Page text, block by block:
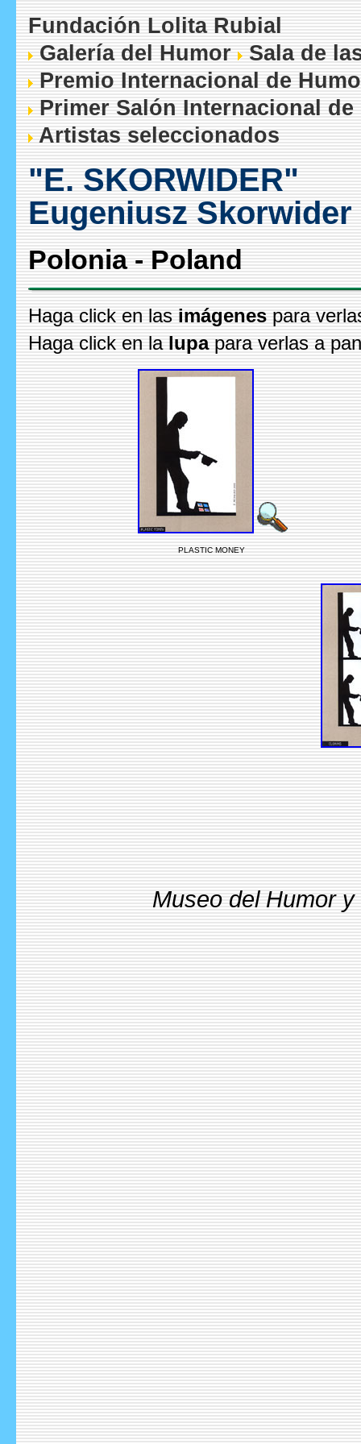
Fundación Lolita Rubial
Galería del Humor
Sala de
Premio Internacional de
Primer Salón Internacional
Artistas seleccionados
"E. SKORWIDER"
Eugeniusz Skorwider
Polonia - Poland
Haga click en las imágenes para
Haga click en la lupapara verlas a
PLASTIC MONEY
Museo del Humor